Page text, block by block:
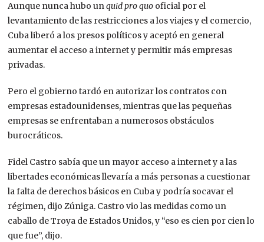
Aunque nunca hubo unquid pro quo oficial por el
levantamiento de las restricciones a los viajes y el comercio,
Cuba liberó a los presos políticos y aceptó en general
aumentar el acceso a internet y permitir más empresas
privadas.
Pero el gobierno tardó en autorizar los contratos con
empresas estadounidenses, mientras que las pequeñas
empresas se enfrentaban a numerosos obstáculos
burocráticos.
Fidel Castro sabía que un mayor acceso a internet y a las
libertades económicas llevaría a más personas a cuestionar
la falta de derechos básicos en Cuba y podría socavar el
régimen, dijo Zúniga. Castro vio las medidas como un
caballo de Troya de Estados Unidos, y “eso es cien por cien lo
que fue”, dijo.